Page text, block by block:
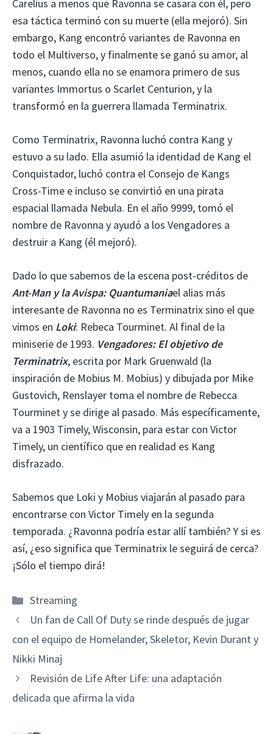
Carelius a menos que Ravonna se casara con él, pero
esa táctica terminó con su muerte (ella mejoró). Sin
embargo, Kang encontró variantes de Ravonna en
todo el Multiverso, y finalmente se ganó su amor, al
menos, cuando ella no se enamora primero de sus
variantes Immortus o Scarlet Centurion, y la
transformó en la guerrera llamada Terminatrix.
Como Terminatrix, Ravonna luchó contra Kang y
estuvo a su lado. Ella asumió la identidad de Kang el
Conquistador, luchó contra el Consejo de Kangs
Cross-Time e incluso se convirtió en una pirata
espacial llamada Nebula. En el año 9999, tomó el
nombre de Ravonna y ayudó a los Vengadores a
destruir a Kang (él mejoró).
Dado lo que sabemos de la escena post-créditos de
Ant-Man y la Avispa: Quantumaniael alias más
interesante de Ravonna no es Terminatrix sino el que
vimos en Loki: Rebeca Tourminet. Al final de la
miniserie de 1993. Vengadores: El objetivo de
Terminatrix, escrita por Mark Gruenwald (la
inspiración de Mobius M. Mobius) y dibujada por Mike
Gustovich, Renslayer toma el nombre de Rebecca
Tourminet y se dirige al pasado. Más específicamente,
va a 1903 Timely, Wisconsin, para estar con Victor
Timely, un científico que en realidad es Kang
disfrazado.
Sabemos que Loki y Mobius viajarán al pasado para
encontrarse con Victor Timely en la segunda
temporada. ¿Ravonna podría estar allí también? Y si es
así, ¿eso significa que Terminatrix le seguirá de cerca?
¡Sólo el tiempo dirá!
Categorías
Streaming
Un fan de Call Of Duty se rinde después de jugar
con el equipo de Homelander, Skeletor, Kevin Durant y
Nikki Minaj
Revisión de Life After Life: una adaptación
delicada que afirma la vida